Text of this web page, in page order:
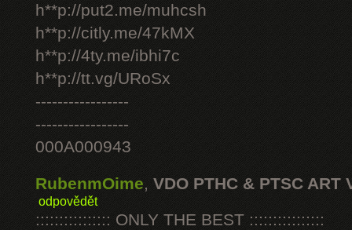
h**p://put2.me/muhcsh
h**p://citly.me/47kMX
h**p://4ty.me/ibhi7c
h**p://tt.vg/URoSx
-----------------
-----------------
000A000943
RubenmOime, VDO PTHC & PTSC ART
odpovědět
:::::::::::::::: ONLY THE BEST ::::::::::::::::